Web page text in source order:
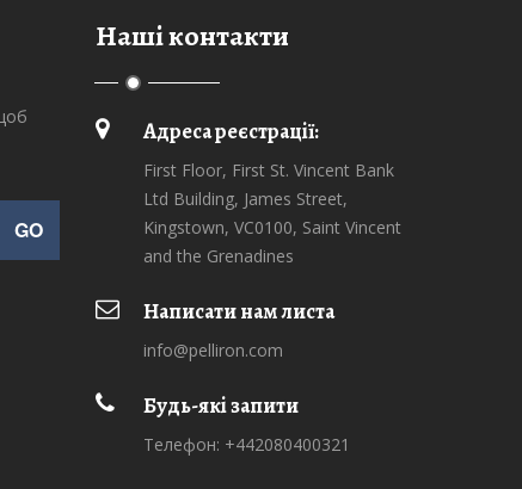
GO
Наші контакти
Адреса реєстрації:
First Floor, First St. Vincent Bank
Ltd Building, James Street,
Kingstown, VC0100, Saint Vincent
and the Grenadines
Написати нам листа
info@pelliron.com
Будь-які запити
Телефон: +442080400321